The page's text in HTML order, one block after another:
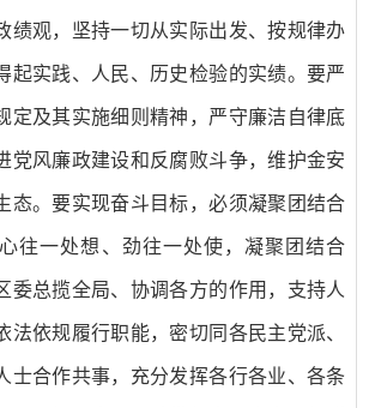
绩观，坚持一切从实际出发、按规律办
起实践、人民、历史检验的实绩。要严
定及其实施细则精神，严守廉洁自律底
党风廉政建设和反腐败斗争，维护金安
态。要实现奋斗目标，必须凝聚团结合
往一处想、劲往一处使，凝聚团结合
委总揽全局、协调各方的作用，支持人
法依规履行职能，密切同各民主党派、
士合作共事，充分发挥各行各业、各条